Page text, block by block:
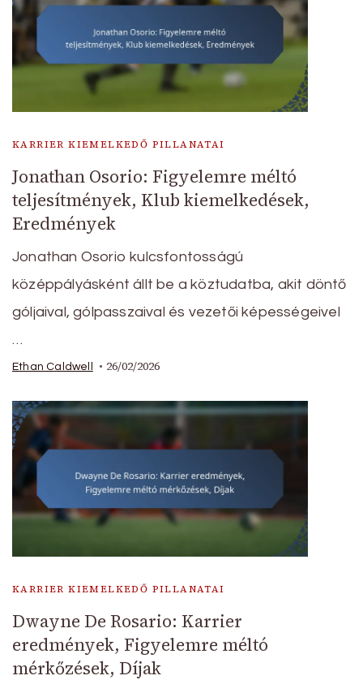
KARRIER KIEMELKEDŐ PILLANATAI
Jonathan Osorio: Figyelemre méltó
teljesítmények, Klub kiemelkedések,
Eredmények
Jonathan Osorio kulcsfontosságú
középpályásként állt be a köztudatba, akit döntő
góljaival, gólpasszaival és vezetői képességeivel
…
Ethan Caldwell 26/02/2026
KARRIER KIEMELKEDŐ PILLANATAI
Dwayne De Rosario: Karrier
eredmények, Figyelemre méltó
mérkőzések, Díjak